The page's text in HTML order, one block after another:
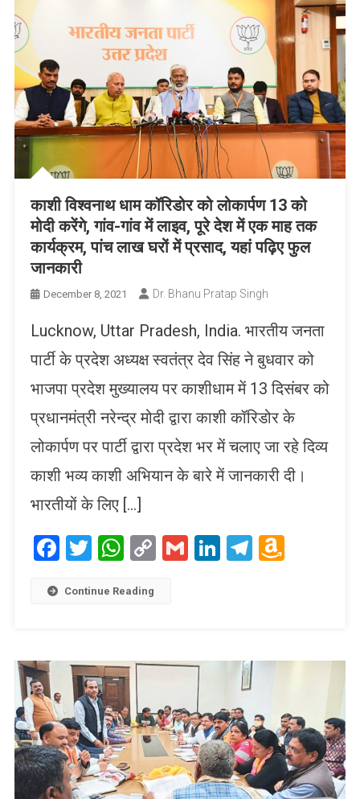
काशी विश्वनाथ धाम कॉरिडोर को लोकार्पण 13 को
मोदी करेंगे, गांव-गांव में लाइव, पूरे देश में एक माह तक
कार्यक्रम, पांच लाख घरों में प्रसाद, यहां पढ़िए फुल
जानकारी
December 8, 2021 Dr. Bhanu Pratap Singh
Lucknow, Uttar Pradesh, India. भारतीय जनता
पार्टी के प्रदेश अध्यक्ष स्वतंत्र देव सिंह ने बुधवार को
भाजपा प्रदेश मुख्यालय पर काशीधाम में 13 दिसंबर को
प्रधानमंत्री नरेन्द्र मोदी द्वारा काशी कॉरिडोर के
लोकार्पण पर पार्टी द्वारा प्रदेश भर में चलाए जा रहे दिव्य
काशी भव्य काशी अभियान के बारे में जानकारी दी।
भारतीयों के लिए […]
Facebook
Twitter
WhatsApp
CopyGmailLinkedIn
Telegram
Continue Reading